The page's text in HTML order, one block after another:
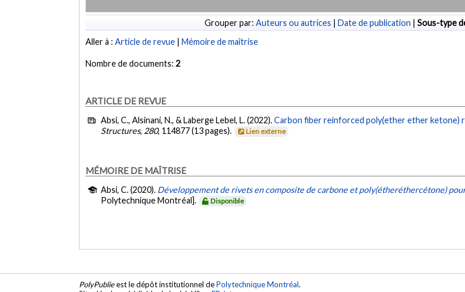
Grouper par: Auteurs ou autrices | Date de publication | Sous-type
Aller à :Article de revue |Mémoire de maîtrise
Nombre de documents:2
ARTICLE DE REVUE
Absi, C., Alsinani, N., & Laberge Lebel, L. (2022).Carbon fiber reinforced poly(ether ether
Structures, 280, 114877 (13 pages). Lien externe
MÉMOIRE DE MAÎTRISE
Absi, C. (2020). Développement de rivets en composite de carbone et poly(étheréthercétone)
Polytechnique Montréal].
Disponible
PolyPublieest le dépôt institutionnel dePolytechnique Montréal.